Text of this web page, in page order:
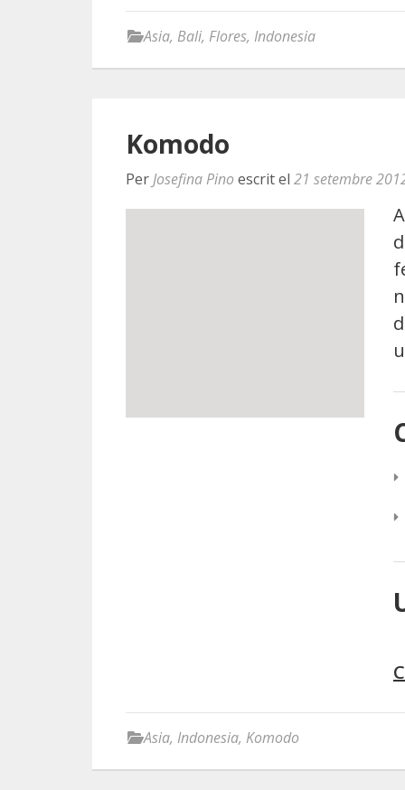
Asia, Bali, Flores, Indonesia
Komodo
Per Josefina Pino escrit el 21 setembre
Asia, Indonesia, Komodo